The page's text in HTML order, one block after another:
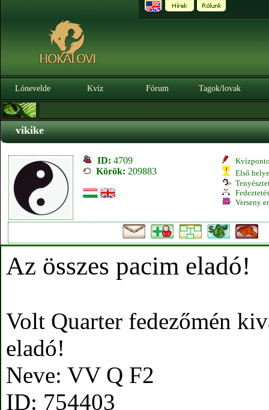
Lónevelde Kvíz Fórum Tagok/lovak
vikike
ID: 4709
Körök: 209883
Első
Verseny